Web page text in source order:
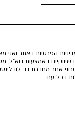
הפרטיות באתר ואני
שיווקיים באמצעות דוא"ל,
אחר מחברת דב
בכל עת